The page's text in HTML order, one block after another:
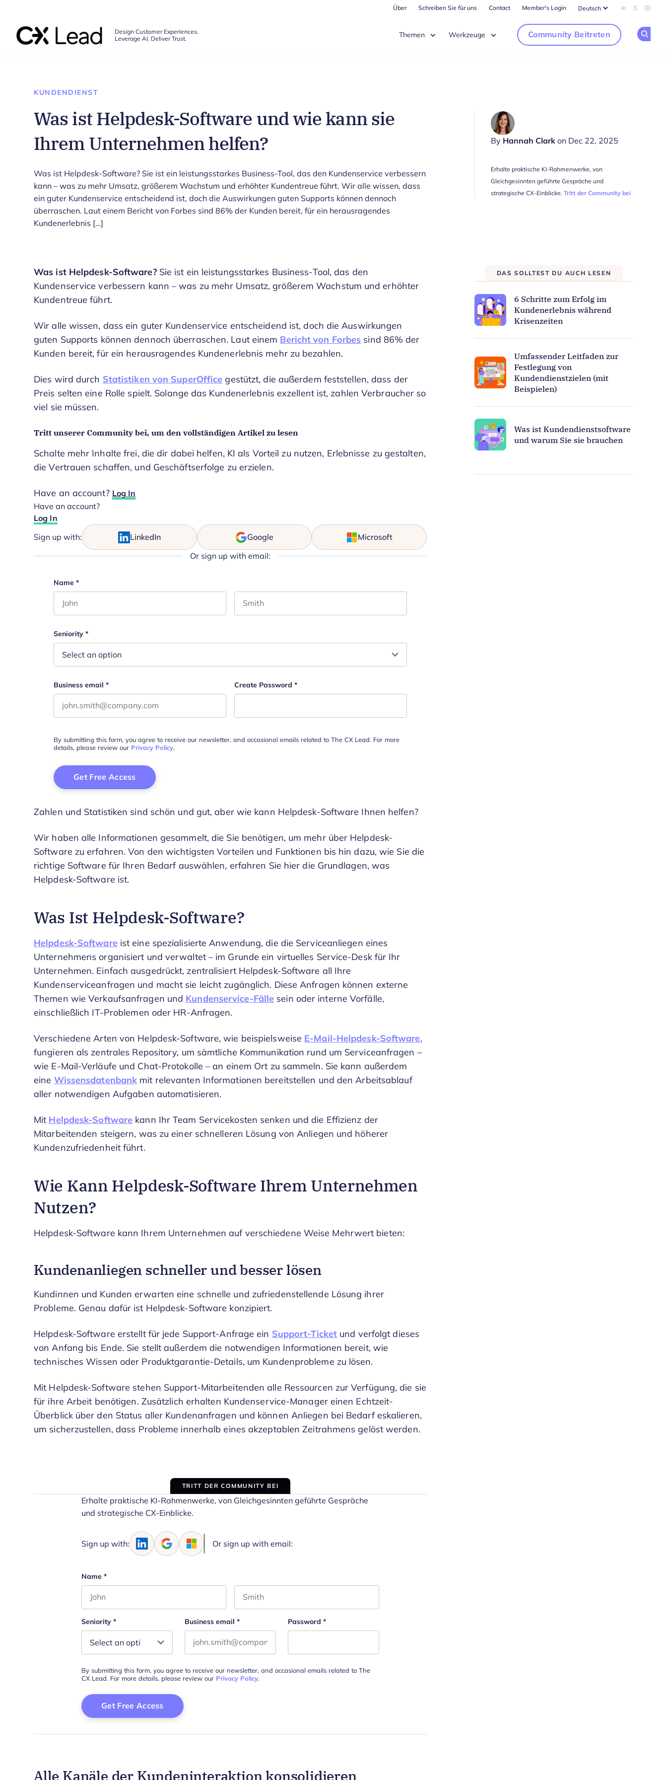
Über Schreiben Sie für uns Contact Member's Login Add us on
Follow
Design Customer Experiences.
Leverage AI. Deliver Trust.
Themen Werkzeuge Community Beitreten
KUNDENDIENST
Was ist Helpdesk-Software und wie kann sie
Ihrem Unternehmen helfen?
By Hannah Clark on Dec 22, 2025
Erhalte praktische KI-Rahmenwerke, von
Gleichgesinnten geführte Gespräche und
strategische CX-Einblicke. Tritt der Community bei
Was ist Helpdesk-Software? Sie ist ein leistungsstarkes Business-Tool, das den Kundenservice verbessern
kann – was zu mehr Umsatz, größerem Wachstum und erhöhter Kundentreue führt. Wir alle wissen, dass
ein guter Kundenservice entscheidend ist, doch die Auswirkungen guten Supports können dennoch
überraschen. Laut einem Bericht von Forbes sind 86% der Kunden bereit, für ein herausragendes
Kundenerlebnis […]
Was ist Helpdesk-Software? Sie ist ein leistungsstarkes Business-Tool, das den
Kundenservice verbessern kann – was zu mehr Umsatz, größerem Wachstum und erhöhter
Kundentreue führt.
Wir alle wissen, dass ein guter Kundenservice entscheidend ist, doch die Auswirkungen
guten Supports können dennoch überraschen. Laut einem Bericht von Forbes sind 86% der
Kunden bereit, für ein herausragendes Kundenerlebnis mehr zu bezahlen.
Dies wird durch Statistiken von SuperOffice gestützt, die außerdem feststellen, dass der
Preis selten eine Rolle spielt. Solange das Kundenerlebnis exzellent ist, zahlen Verbraucher so
viel sie müssen.
Tritt unserer Community bei, um den vollständigen Artikel zu lesen
Schalte mehr Inhalte frei, die dir dabei helfen, KI als Vorteil zu nutzen, Erlebnisse zu gestalten,
die Vertrauen schaffen, und Geschäftserfolge zu erzielen.
Have an account? Log In
Have an account?
Log In
Sign up with: LinkedIn Google Microsoft
Or sign up with email:
Phone
Name *
Seniority *
Business email * Create Password *
By submitting this form, you agree to receive our newsletter, and occasional emails related to The CX Lead. For more
details, please review our Privacy Policy.
Zahlen und Statistiken sind schön und gut, aber wie kann Helpdesk-Software Ihnen helfen?
Wir haben alle Informationen gesammelt, die Sie benötigen, um mehr über Helpdesk-
Software zu erfahren. Von den wichtigsten Vorteilen und Funktionen bis hin dazu, wie Sie die
richtige Software für Ihren Bedarf auswählen, erfahren Sie hier die Grundlagen, was
Helpdesk-Software ist.
Was Ist Helpdesk-Software?
Helpdesk-Software ist eine spezialisierte Anwendung, die die Serviceanliegen eines
Unternehmens organisiert und verwaltet – im Grunde ein virtuelles Service-Desk für Ihr
Unternehmen. Einfach ausgedrückt, zentralisiert Helpdesk-Software all Ihre
Kundenserviceanfragen und macht sie leicht zugänglich. Diese Anfragen können externe
Themen wie Verkaufsanfragen und Kundenservice-Fälle sein oder interne Vorfälle,
einschließlich IT-Problemen oder HR-Anfragen.
Verschiedene Arten von Helpdesk-Software, wie beispielsweise E-Mail-Helpdesk-Software,
fungieren als zentrales Repository, um sämtliche Kommunikation rund um Serviceanfragen –
wie E-Mail-Verläufe und Chat-Protokolle – an einem Ort zu sammeln. Sie kann außerdem
eine Wissensdatenbank mit relevanten Informationen bereitstellen und den Arbeitsablauf
aller notwendigen Aufgaben automatisieren.
Mit Helpdesk-Software kann Ihr Team Servicekosten senken und die Effizienz der
Mitarbeitenden steigern, was zu einer schnelleren Lösung von Anliegen und höherer
Kundenzufriedenheit führt.
Wie Kann Helpdesk-Software Ihrem Unternehmen
Nutzen?
Helpdesk-Software kann Ihrem Unternehmen auf verschiedene Weise Mehrwert bieten:
Kundenanliegen schneller und besser lösen
Kundinnen und Kunden erwarten eine schnelle und zufriedenstellende Lösung ihrer
Probleme. Genau dafür ist Helpdesk-Software konzipiert.
Helpdesk-Software erstellt für jede Support-Anfrage ein Support-Ticket und verfolgt dieses
von Anfang bis Ende. Sie stellt außerdem die notwendigen Informationen bereit, wie
technisches Wissen oder Produktgarantie-Details, um Kundenprobleme zu lösen.
Mit Helpdesk-Software stehen Support-Mitarbeitenden alle Ressourcen zur Verfügung, die sie
für ihre Arbeit benötigen. Zusätzlich erhalten Kundenservice-Manager einen Echtzeit-
Überblick über den Status aller Kundenanfragen und können Anliegen bei Bedarf eskalieren,
um sicherzustellen, dass Probleme innerhalb eines akzeptablen Zeitrahmens gelöst werden.
TRITT DER COMMUNITY BEI
Erhalte praktische KI-Rahmenwerke, von Gleichgesinnten geführte Gespräche
und strategische CX-Einblicke.
Sign up with: Or sign up with email:
Name *
Seniority * Business email * Password *
By submitting this form, you agree to receive our newsletter, and occasional emails related to The
CX Lead. For more details, please review our Privacy Policy.
Alle Kanäle der Kundeninteraktion konsolidieren
DAS SOLLTEST DU AUCH LESEN
6 Schritte zum Erfolg im
Kundenerlebnis während
Krisenzeiten
Umfassender Leitfaden zur
Festlegung von
Kundendienstzielen (mit
Beispielen)
Was ist Kundendienstsoftware
und warum Sie sie brauchen